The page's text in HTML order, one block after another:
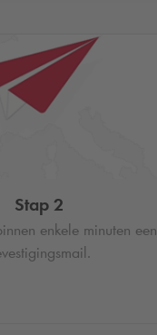
Stap 2
enkele minuten een